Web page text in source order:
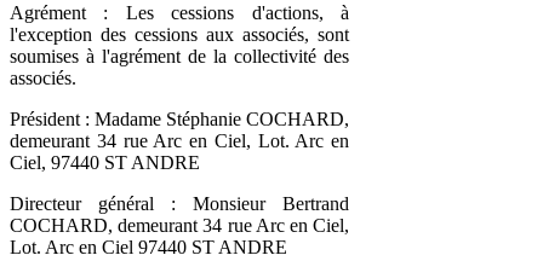
Agrément : Les cessions d'actions, à
l'exception des cessions aux associés, sont
soumises à l'agrément de la collectivité des
associés.
Président : Madame Stéphanie COCHARD,
demeurant 34 rue Arc en Ciel, Lot. Arc en
Ciel, 97440 ST ANDRE
Directeur général : Monsieur Bertrand
COCHARD, demeurant 34 rue Arc en Ciel,
Lot. Arc en Ciel 97440 ST ANDRE